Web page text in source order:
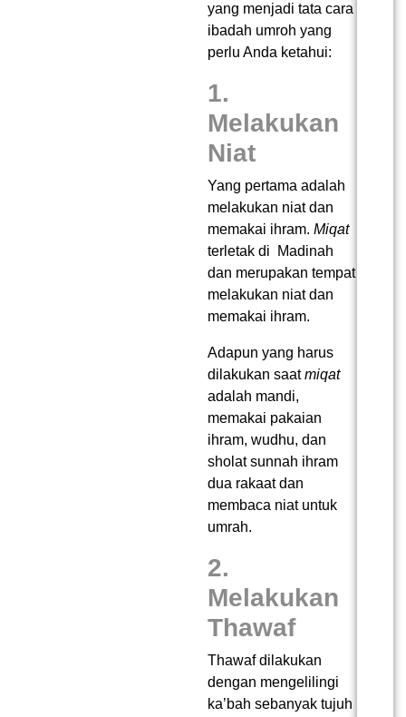
yang menjadi tata cara
ibadah umroh yang
perlu Anda ketahui:
1.
Melakukan
Niat
Yang pertama adalah
melakukan niat dan
memakai ihram.Miqat
terletak di Madinah
dan merupakan tempat
melakukan niat dan
memakai ihram.
Adapun yang harus
dilakukan saatmiqat
adalah mandi,
memakai pakaian
ihram, wudhu, dan
sholat sunnah ihram
dua rakaat dan
membaca niat untuk
umrah.
2.
Melakukan
Thawaf
Thawaf dilakukan
dengan mengelilingi
ka’bah sebanyak tujuh